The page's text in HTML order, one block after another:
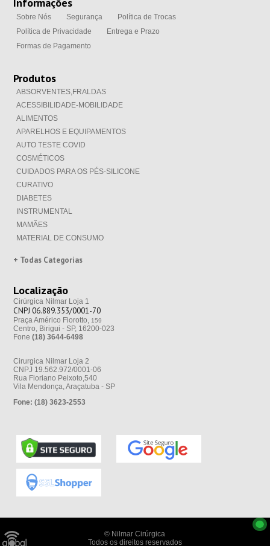
Sobre Nós Segurança
Política de Trocas
Política de Privacidade
Entrega e Prazo
Formas de Pagamento
Produtos
ABSORVENTES,FRALDAS
ACESSIBILIDADE-MOBILIDADE
ALIMENTOS
APARELHOS E EQUIPAMENTOS
AUTO TESTE COVID
COSMÉTICOS
CUIDADOS PARA OS PÉS-SILICONE
CURATIVO
DIABETES
INSTRUMENTAL
MAMÃES
MATERIAL DE CONSUMO
+ Todas Categorias
Localização
Cirúrgica Nilmar Loja 1
CNPJ 06.889.353/0001-70
Praça Américo Fiorotto, 159
Centro, Birigui - SP, 16200-023
Fone (18) 3644-6498
Cirurgica Nilmar Loja 2
CNPJ 19.562.972/0001-06
Rua Floriano Peixoto,540
Vila Mendonça, Araçatuba - SP
Fone: (18) 3623-2553
© Nilmar Cirúrgica
Todos os direitos reservados